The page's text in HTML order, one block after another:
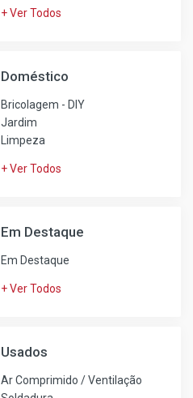
+ Ver Todos
Doméstico
Bricolagem - DIY
Jardim
Limpeza
+ Ver Todos
Em Destaque
Em Destaque
+ Ver Todos
Usados
Ar Comprimido / Ventilação